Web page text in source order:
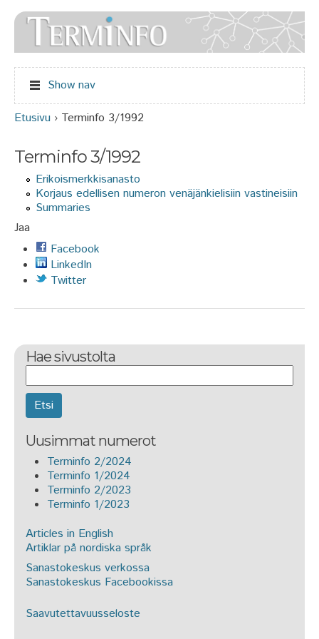
Jump to navigation
Show nav
Etusivu › Terminfo 3/1992
Terminfo 3/1992
Erikoismerkkisanasto
Korjaus edellisen numeron venäjänkielisiin vastineisiin
Summaries
Jaa
Facebook
LinkedIn
Twitter
Hae sivustolta
Uusimmat numerot
Terminfo 2/2024
Terminfo 1/2024
Terminfo 2/2023
Terminfo 1/2023
Articles in English
Artiklar på nordiska språk
Sanastokeskus verkossa
Sanastokeskus Facebookissa
Saavutettavuusseloste